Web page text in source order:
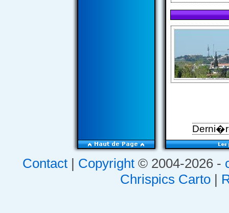
Contact| Copyright© 2004-2026 -
Chrispics Carto|